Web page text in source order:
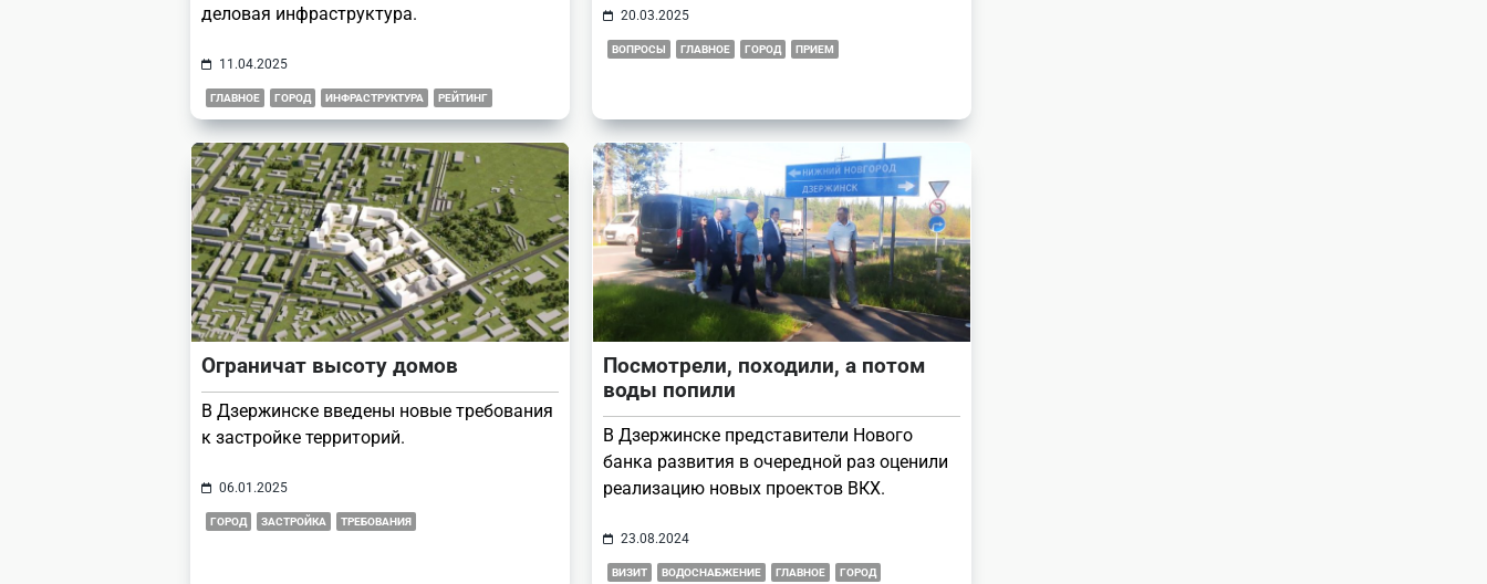
деловая инфраструктура.
11.04.2025
ГЛАВНОЕ ГОРОД ИНФРАСТРУКТУРА РЕЙТИНГ
20.03.2025
ВОПРОСЫ ГЛАВНОЕ ГОРОД ПРИЕМ
Ограничат высоту домов
В Дзержинске введены новые требования
к застройке территорий.
06.01.2025
ГОРОД ЗАСТРОЙКА ТРЕБОВАНИЯ
Посмотрели, походили, а потом
воды попили
В Дзержинске представители Нового
банка развития в очередной раз оценили
реализацию новых проектов ВКХ.
23.08.2024
ВИЗИТ ВОДОСНАБЖЕНИЕ ГЛАВНОЕ ГОРОД